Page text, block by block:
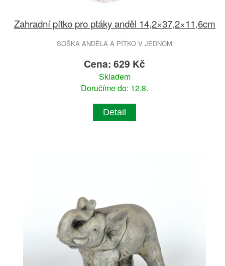
Zahradní pítko pro ptáky anděl 14,2×37,2×11,6cm
SOŠKA ANDĚLA A PÍTKO V JEDNOM
Cena: 629 Kč
Skladem
Doručíme do: 12.8.
Detail